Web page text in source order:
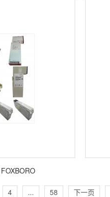
4 ... 58 下一页